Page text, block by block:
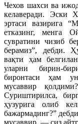
Чехов шахси ва
келаверади. Эски
эртаси вазирига
етказинг, менга
сувратини чизиб
берамиз”, дебди.
вақти ҳам
уларни бирин-
биронтаси ҳам
мусаввир
Суриштирилса,
ҳузурига олиб
бажармадинг?”
мусаввир, — сиз